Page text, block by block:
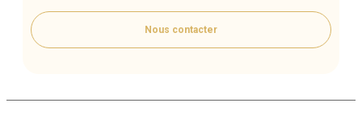
Nous contacter